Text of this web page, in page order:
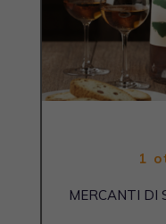
1
MERCANTI DI